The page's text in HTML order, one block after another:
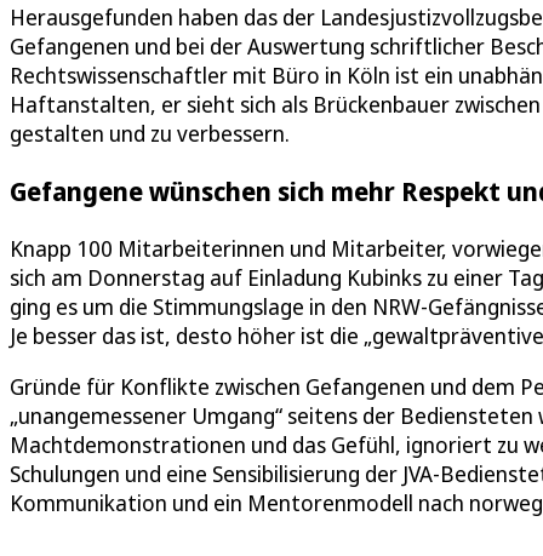
Herausgefunden haben das der
Gefangenen und bei der Auswertung schriftlicher
Rechtswissenschaftler mit Büro in Köln ist ein
Haftanstalten, er sieht sich als Brückenbauer
gestalten und zu verbessern.
Gefangene wünschen sich mehr Respekt
Knapp 100 Mitarbeiterinnen und Mitarbeiter,
sich am Donnerstag auf Einladung Kubinks zu einer
ging es um die Stimmungslage in den NRW-
Je besser das ist, desto höher ist die
Gründe für Konflikte zwischen Gefangenen und dem
„unangemessener Umgang“ seitens der
Machtdemonstrationen und das Gefühl, ignoriert zu
Schulungen und eine Sensibilisierung der JVA-
Kommunikation und ein Mentorenmodell nach